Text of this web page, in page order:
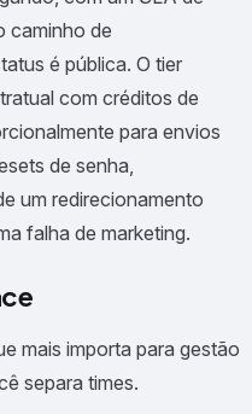
caminho de
é pública. O tier
com créditos de
para envios
de senha,
um redirecionamento
falha de marketing.
mais importa para gestão
separa times.